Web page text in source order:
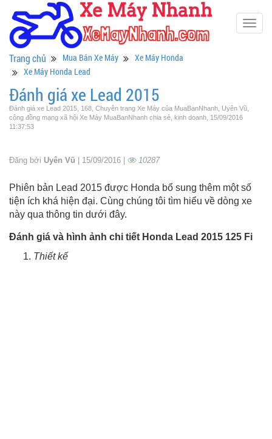
Trang chủ Mua Bán Xe Máy
Xe Máy Honda
Xe Máy Honda Lead
Đánh giá xe Lead 2015
Đánh giá xe Lead 2015, 168, Chuyên trang Xe Máy của MuaBanNhanh, Uyên Vũ,
cộng đồng mạng xã hội Xe Máy MuaBanNhanh chia sẻ, kinh doanh, 15/09/2016
11:37:53
Đăng bởi Uyên Vũ | 15/09/2016 | 10287
Phiên bản Lead 2015 được Honda bổ sung thêm một số
tiện ích khá hiện đại. Cùng chúng tôi tìm hiểu về dòng xe
này qua thông tin dưới đây.
Đánh giá và hình ảnh chi tiết Honda Lead 2015 125 Fi
Thiết kế